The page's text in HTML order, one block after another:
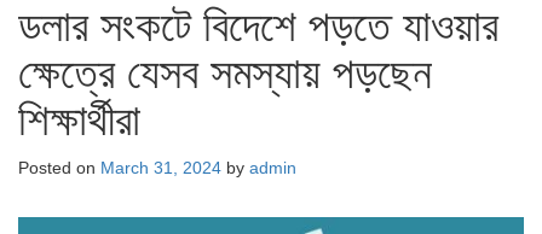
ডলার সংকটে বিদেশে পড়তে যাওয়ার
ক্ষেত্রে যেসব সমস্যায় পড়ছেন
শিক্ষার্থীরা
Posted on March 31, 2024 by admin